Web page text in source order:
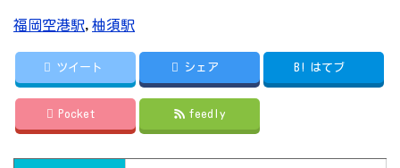
福岡空港駅, 柚須駅
ツイート シェア B! はてブ
Pocket feedly